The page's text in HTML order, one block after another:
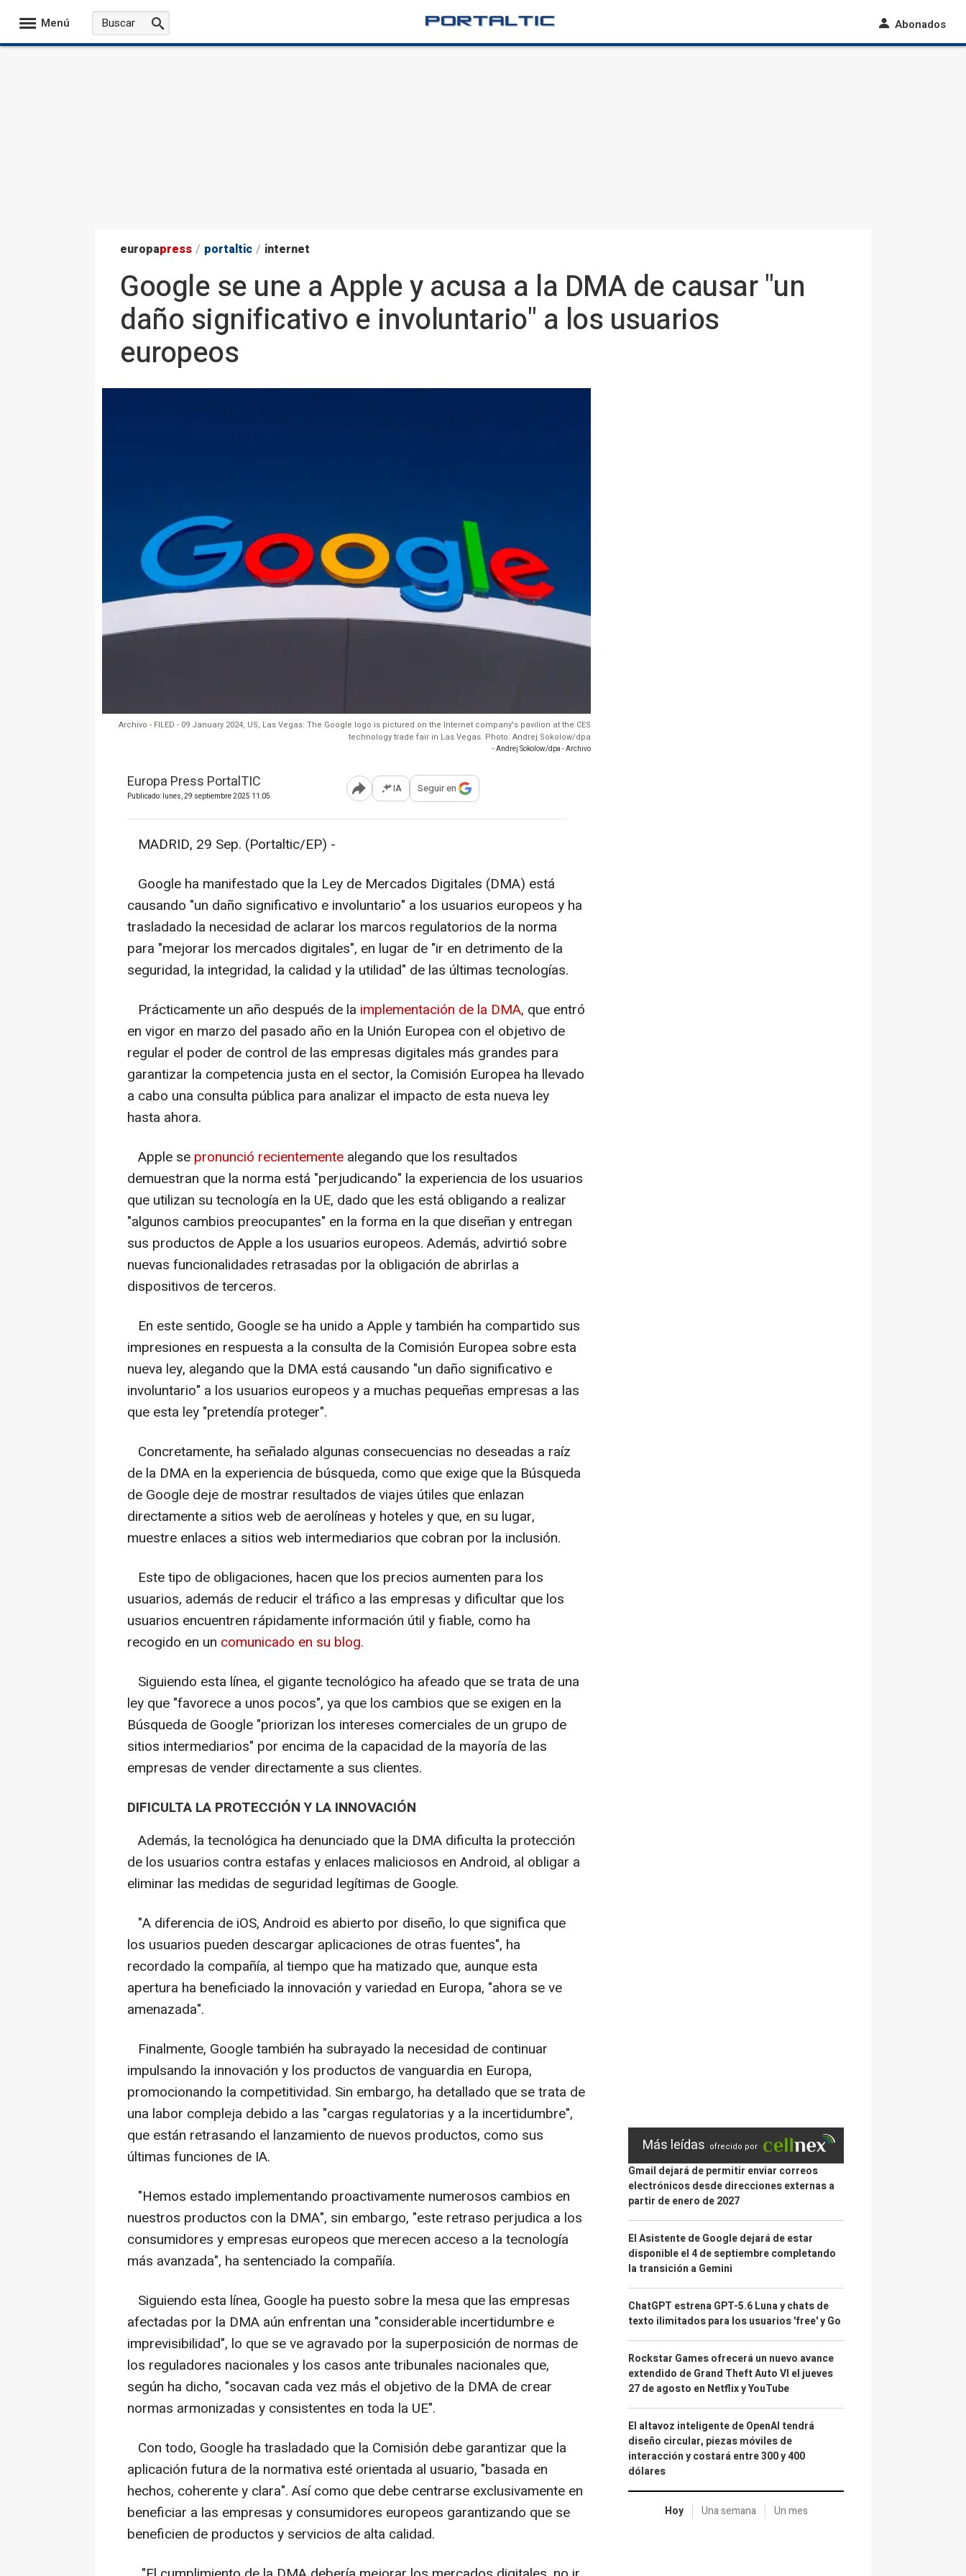
Menú Abonados
europapress / portaltic / internet
Google se une a Apple y acusa a la DMA de causar "un
daño significativo e involuntario" a los usuarios
europeos
Archivo - FILED - 09 January 2024, US, Las Vegas: The Google logo is pictured on the Internet company's pavilion at the CES
technology trade fair in Las Vegas. Photo: Andrej Sokolow/dpa
- Andrej Sokolow/dpa - Archivo
Europa Press PortalTIC
Publicado: lunes, 29 septiembre 2025 11:05 Abrir opciones para compartir
IA Seguir en
MADRID, 29 Sep. (Portaltic/EP) -
Google ha manifestado que la Ley de Mercados Digitales (DMA) está
causando "un daño significativo e involuntario" a los usuarios europeos y ha
trasladado la necesidad de aclarar los marcos regulatorios de la norma
para "mejorar los mercados digitales", en lugar de "ir en detrimento de la
seguridad, la integridad, la calidad y la utilidad" de las últimas tecnologías.
Prácticamente un año después de la implementación de la DMA, que entró
en vigor en marzo del pasado año en la Unión Europea con el objetivo de
regular el poder de control de las empresas digitales más grandes para
garantizar la competencia justa en el sector, la Comisión Europea ha llevado
a cabo una consulta pública para analizar el impacto de esta nueva ley
hasta ahora.
Apple se pronunció recientemente alegando que los resultados
demuestran que la norma está "perjudicando" la experiencia de los usuarios
que utilizan su tecnología en la UE, dado que les está obligando a realizar
"algunos cambios preocupantes" en la forma en la que diseñan y entregan
sus productos de Apple a los usuarios europeos. Además, advirtió sobre
nuevas funcionalidades retrasadas por la obligación de abrirlas a
dispositivos de terceros.
En este sentido, Google se ha unido a Apple y también ha compartido sus
impresiones en respuesta a la consulta de la Comisión Europea sobre esta
nueva ley, alegando que la DMA está causando "un daño significativo e
involuntario" a los usuarios europeos y a muchas pequeñas empresas a las
que esta ley "pretendía proteger".
Concretamente, ha señalado algunas consecuencias no deseadas a raíz
de la DMA en la experiencia de búsqueda, como que exige que la Búsqueda
de Google deje de mostrar resultados de viajes útiles que enlazan
directamente a sitios web de aerolíneas y hoteles y que, en su lugar,
muestre enlaces a sitios web intermediarios que cobran por la inclusión.
Este tipo de obligaciones, hacen que los precios aumenten para los
usuarios, además de reducir el tráfico a las empresas y dificultar que los
usuarios encuentren rápidamente información útil y fiable, como ha
recogido en un comunicado en su blog.
Siguiendo esta línea, el gigante tecnológico ha afeado que se trata de una
ley que "favorece a unos pocos", ya que los cambios que se exigen en la
Búsqueda de Google "priorizan los intereses comerciales de un grupo de
sitios intermediarios" por encima de la capacidad de la mayoría de las
empresas de vender directamente a sus clientes.
DIFICULTA LA PROTECCIÓN Y LA INNOVACIÓN
Además, la tecnológica ha denunciado que la DMA dificulta la protección
de los usuarios contra estafas y enlaces maliciosos en Android, al obligar a
eliminar las medidas de seguridad legítimas de Google.
"A diferencia de iOS, Android es abierto por diseño, lo que significa que
los usuarios pueden descargar aplicaciones de otras fuentes", ha
recordado la compañía, al tiempo que ha matizado que, aunque esta
apertura ha beneficiado la innovación y variedad en Europa, "ahora se ve
amenazada".
Finalmente, Google también ha subrayado la necesidad de continuar
impulsando la innovación y los productos de vanguardia en Europa,
promocionando la competitividad. Sin embargo, ha detallado que se trata de
una labor compleja debido a las "cargas regulatorias y a la incertidumbre",
que están retrasando el lanzamiento de nuevos productos, como sus
últimas funciones de IA.
"Hemos estado implementando proactivamente numerosos cambios en
nuestros productos con la DMA", sin embargo, "este retraso perjudica a los
consumidores y empresas europeos que merecen acceso a la tecnología
más avanzada", ha sentenciado la compañía.
Siguiendo esta línea, Google ha puesto sobre la mesa que las empresas
afectadas por la DMA aún enfrentan una "considerable incertidumbre e
imprevisibilidad", lo que se ve agravado por la superposición de normas de
los reguladores nacionales y los casos ante tribunales nacionales que,
según ha dicho, "socavan cada vez más el objetivo de la DMA de crear
normas armonizadas y consistentes en toda la UE".
Con todo, Google ha trasladado que la Comisión debe garantizar que la
aplicación futura de la normativa esté orientada al usuario, "basada en
hechos, coherente y clara". Así como que debe centrarse exclusivamente en
beneficiar a las empresas y consumidores europeos garantizando que se
beneficien de productos y servicios de alta calidad.
Más leídas ofrecido por
Gmail dejará de permitir enviar correos
electrónicos desde direcciones externas a
partir de enero de 2027
El Asistente de Google dejará de estar
disponible el 4 de septiembre completando
la transición a Gemini
ChatGPT estrena GPT-5.6 Luna y chats de
texto ilimitados para los usuarios 'free' y Go
Rockstar Games ofrecerá un nuevo avance
extendido de Grand Theft Auto VI el jueves
27 de agosto en Netflix y YouTube
El altavoz inteligente de OpenAI tendrá
diseño circular, piezas móviles de
interacción y costará entre 300 y 400
dólares
Hoy Una semana Un mes